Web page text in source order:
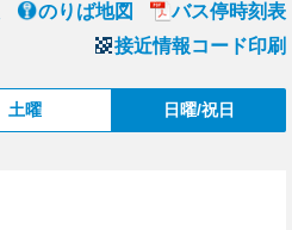
のりば地図
バス停時刻表
接近情報コード印刷
土曜 日曜/祝日